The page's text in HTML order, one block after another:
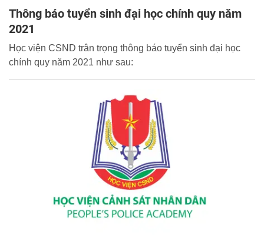
Thông báo tuyển sinh đại học chính quy năm
2021
Học viện CSND trân trọng thông báo tuyển sinh đại học
chính quy năm 2021 như sau: